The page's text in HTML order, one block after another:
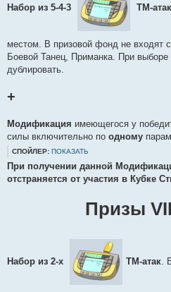
Набор из 5-4-3 ТМ-атак
местом. В призовой фонд не
Боевой Танец, Приманка. При
дублировать.
+
Модификация имеющегося у
силы включительно по одному
СПОЙЛЕР: ПОКАЗАТЬ
При получении данной
отстраняется от участия в Кубке
Призы
Набор из 2-х ТМ-атак.